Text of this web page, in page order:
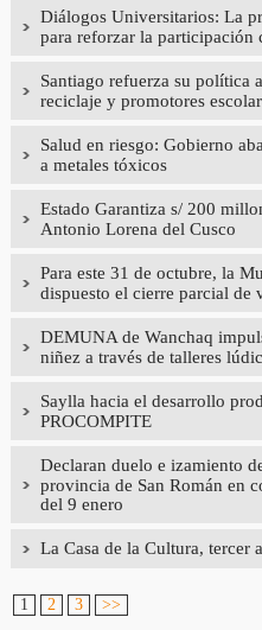
Diálogos Universitarios: La
para reforzar la participación
Santiago refuerza su política
reciclaje y promotores
Salud en riesgo: Gobierno
a metales tóxicos
Estado Garantiza s/ 200
Antonio Lorena del Cusco
Para este 31 de octubre, la
dispuesto el cierre parcial de
DEMUNA de Wanchaq
niñez a través de talleres
Saylla hacia el desarrollo
PROCOMPITE
Declaran duelo e izamiento
provincia de San Román en
del 9 enero
La Casa de la Cultura, tercer
1 2 3 >>